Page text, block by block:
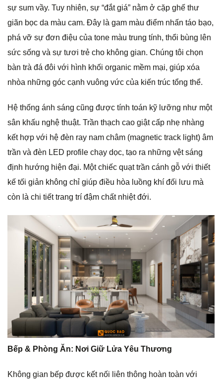
sự sum vầy. Tuy nhiên, sự “đắt giá” nằm ở cặp ghế thư
giãn bọc da màu cam. Đây là gam màu điểm nhấn táo bạo,
phá vỡ sự đơn điệu của tone màu trung tính, thổi bùng lên
sức sống và sự tươi trẻ cho không gian. Chúng tôi chọn
bàn trà đá đôi với hình khối organic mềm mại, giúp xóa
nhòa những góc cạnh vuông vức của kiến trúc tổng thể.
Hệ thống ánh sáng cũng được tính toán kỹ lưỡng như một
sân khấu nghệ thuật. Trần thạch cao giật cấp nhẹ nhàng
kết hợp với hệ đèn ray nam châm (magnetic track light) âm
trần và đèn LED profile chạy dọc, tạo ra những vệt sáng
định hướng hiện đại. Một chiếc quạt trần cánh gỗ với thiết
kế tối giản không chỉ giúp điều hòa luồng khí đối lưu mà
còn là chi tiết trang trí đậm chất nhiệt đới.
Bếp & Phòng Ăn: Nơi Giữ Lửa Yêu Thương
Không gian bếp được kết nối liên thông hoàn toàn với